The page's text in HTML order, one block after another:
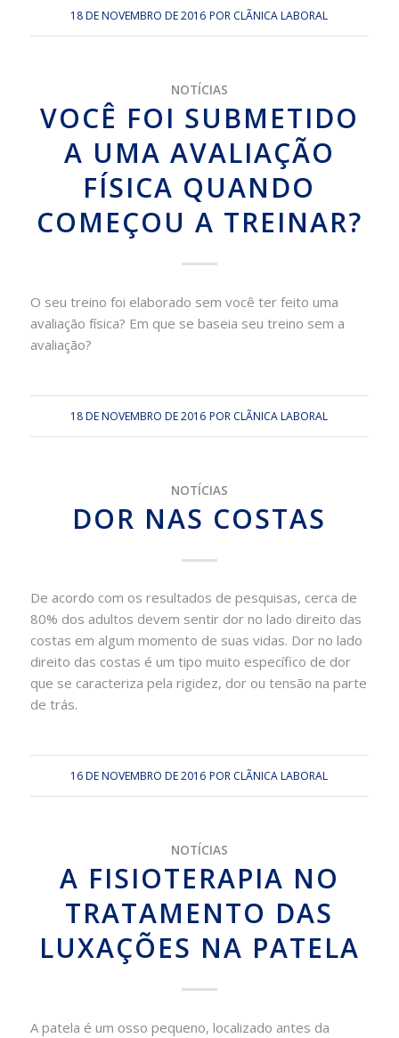
18 DE NOVEMBRO DE 2016 POR CLÃ­NICA LABORAL
NOTÍCIAS
VOCÊ FOI SUBMETIDO
A UMA AVALIAÇÃO
FÍSICA QUANDO
COMEÇOU A TREINAR?
O seu treino foi elaborado sem você ter feito uma
avaliação física? Em que se baseia seu treino sem a
avaliação?
18 DE NOVEMBRO DE 2016 POR CLÃ­NICA LABORAL
NOTÍCIAS
DOR NAS COSTAS
De acordo com os resultados de pesquisas, cerca de
80% dos adultos devem sentir dor no lado direito das
costas em algum momento de suas vidas. Dor no lado
direito das costas é um tipo muito específico de dor
que se caracteriza pela rigidez, dor ou tensão na parte
de trás.
16 DE NOVEMBRO DE 2016 POR CLÃ­NICA LABORAL
NOTÍCIAS
A FISIOTERAPIA NO
TRATAMENTO DAS
LUXAÇÕES NA PATELA
A patela é um osso pequeno, localizado antes da